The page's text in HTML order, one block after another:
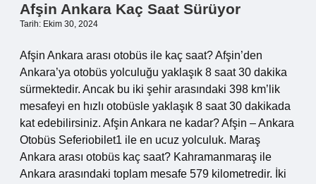
Afşin Ankara Kaç Saat Sürüyor
Tarih: Ekim 30, 2024
Afşin Ankara arası otobüs ile kaç saat? Afşin’den
Ankara’ya otobüs yolculuğu yaklaşık 8 saat 30 dakika
sürmektedir. Ancak bu iki şehir arasındaki 398 km’lik
mesafeyi en hızlı otobüsle yaklaşık 8 saat 30 dakikada
kat edebilirsiniz. Afşin Ankara ne kadar? Afşin – Ankara
Otobüs Seferiobilet1 ile en ucuz yolculuk. Maraş
Ankara arası otobüs kaç saat? Kahramanmaraş ile
Ankara arasındaki toplam mesafe 579 kilometredir. İki